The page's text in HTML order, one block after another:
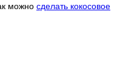
можно сделать кокосовое